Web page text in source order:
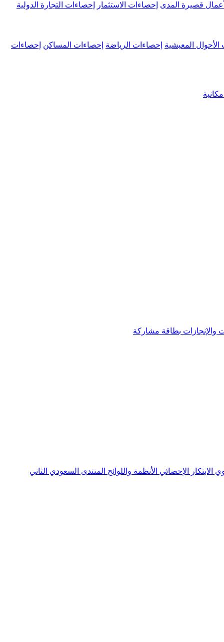
قصيرة المدى إحصاءات الاستثمار إحصاءات التجارة الدولية
الأحوال المعيشية إحصاءات الرياضة إحصاءات المساكن إحصاءات
والإنجازات بطاقة مشاركة
الابتكار الإحصائي الأنظمة واللوائح المنتدى السعودي الثاني